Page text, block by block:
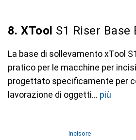
8. XTool S1 Riser Base
La base di sollevamento xTool
pratico per le macchine per
progettato specificamente per
lavorazione di oggetti
più
Incisore